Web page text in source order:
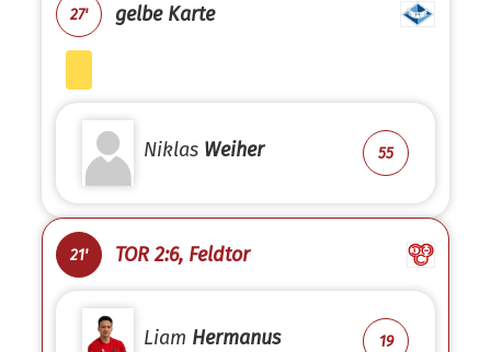
27' gelbe Karte
Niklas Weiher 55
21' TOR 2:6, Feldtor
Liam Hermanus 19